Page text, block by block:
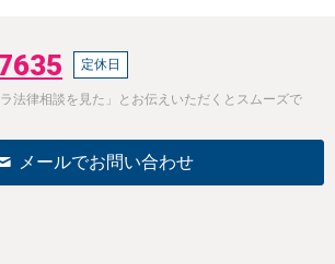
定休日
法律相談を見た」とお伝えいただくとスムーズで
メールでお問い合わせ